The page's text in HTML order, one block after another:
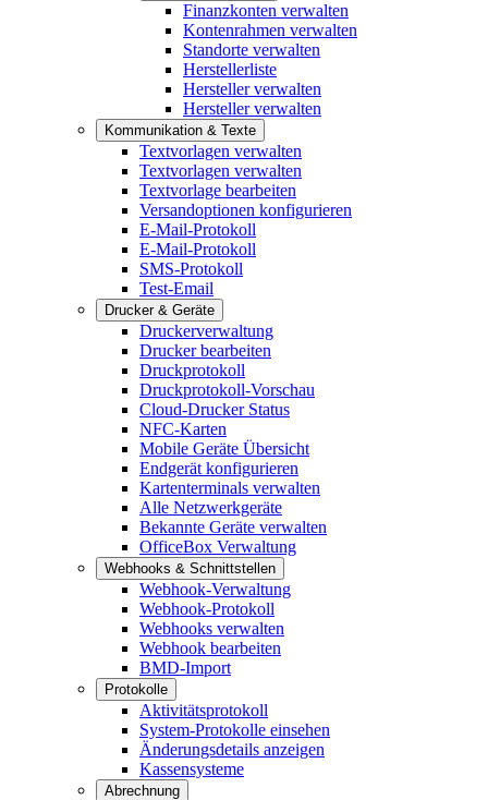
Finanzkonten verwalten
Kontenrahmen verwalten
Standorte verwalten
Herstellerliste
Hersteller verwalten
Hersteller verwalten
Kommunikation & Texte
Textvorlagen verwalten
Textvorlagen verwalten
Textvorlage bearbeiten
Versandoptionen konfigurieren
E-Mail-Protokoll
E-Mail-Protokoll
SMS-Protokoll
Test-Email
Drucker & Geräte
Druckerverwaltung
Drucker bearbeiten
Druckprotokoll
Druckprotokoll-Vorschau
Cloud-Drucker Status
NFC-Karten
Mobile Geräte Übersicht
Endgerät konfigurieren
Kartenterminals verwalten
Alle Netzwerkgeräte
Bekannte Geräte verwalten
OfficeBox Verwaltung
Webhooks & Schnittstellen
Webhook-Verwaltung
Webhook-Protokoll
Webhooks verwalten
Webhook bearbeiten
BMD-Import
Protokolle
Aktivitätsprotokoll
System-Protokolle einsehen
Änderungsdetails anzeigen
Kassensysteme
Abrechnung